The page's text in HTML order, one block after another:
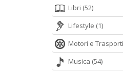
Libri (52)
Lifestyle (1)
Motori e Trasporti
Musica (54)